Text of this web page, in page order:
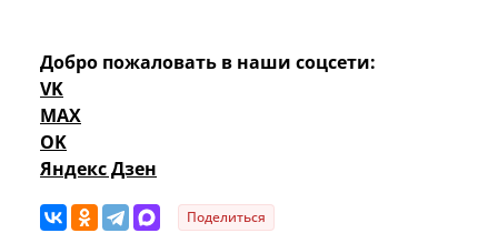
Добро пожаловать в наши соцсети:
VK
MAX
OK
Яндекс Дзен
Поделиться